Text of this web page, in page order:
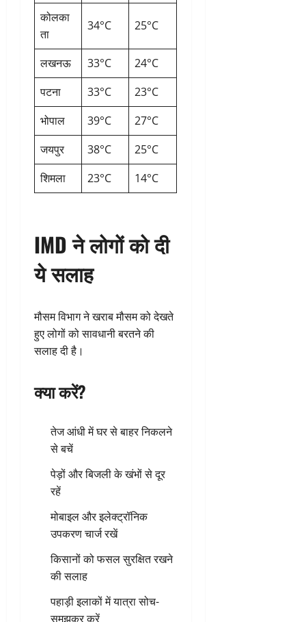
कोलका
ता
34°C 25°C
लखनऊ 33°C
24°C
पटना
33°C
23°C
भोपाल
39°C
27°C
जयपुर
38°C
25°C
शिमला
23°C 14°C
IMD ने लोगों को दी
ये सलाह
मौसम विभाग ने खराब मौसम को देखते
हुए लोगों को सावधानी बरतने की
सलाह दी है।
क्या करें?
तेज आंधी में घर से बाहर निकलने
से बचें
पेड़ों और बिजली के खंभों से दूर
रहें
मोबाइल और इलेक्ट्रॉनिक
उपकरण चार्ज रखें
किसानों को फसल सुरक्षित रखने
की सलाह
पहाड़ी इलाकों में यात्रा सोच-
समझकर करें